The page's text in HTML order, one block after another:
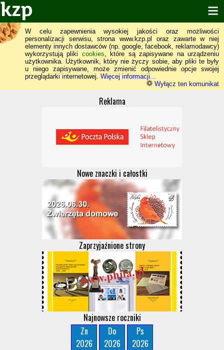
W celu zapewnienia wysokiej jakości oraz możliwości
personalizacji serwisu, strona www.kzp.pl oraz zawarte w niej
elementy innych dostawców (np. google, facebook, reklamodawcy)
wykorzystują pliki cookies, które są zapisywane na urządzeniu
użytkownika. Użytkownik, który nie życzy sobie, aby pliki te były
u niego zapisywane, może zmienić odpowiednie opcje swojej
przeglądarki internetowej. Więcej informacji...
Wyłącz ten komunikat
Reklama
Nowe znaczki i całostki
Zaprzyjaźnione strony
Najnowsze roczniki
Zn
2026
Do
2026
Ps
2026